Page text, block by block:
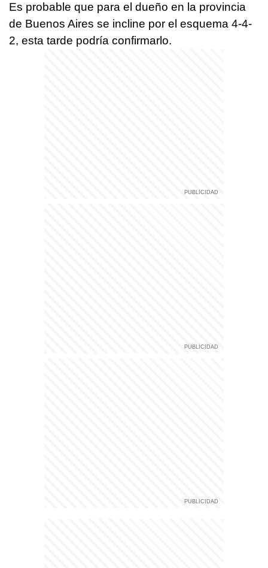
Es probable que para el dueño en la provincia
de Buenos Aires se incline por el esquema 4-4-
2, esta tarde podría confirmarlo.